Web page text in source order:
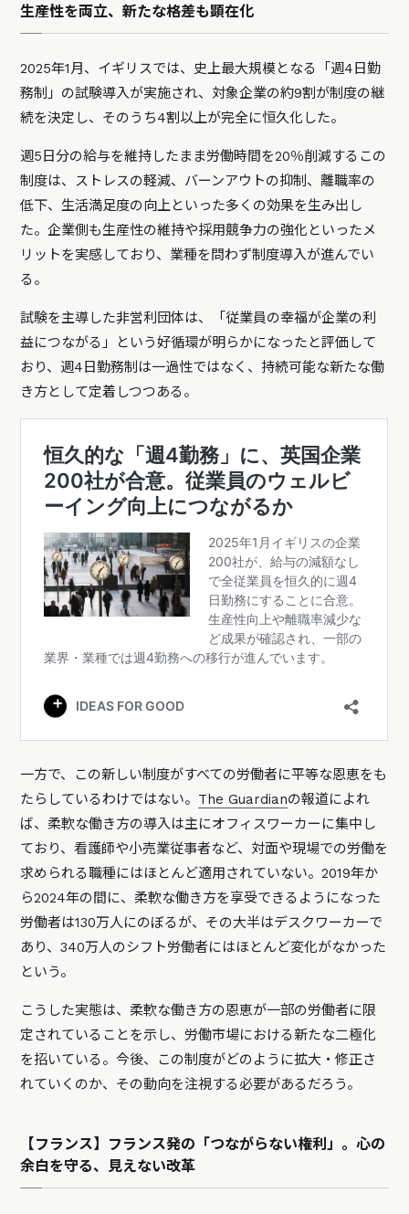
生産性を両立、新たな格差も顕在化
2025年1月、イギリスでは、史上最大規模となる「週4日勤
務制」の試験導入が実施され、対象企業の約9割が制度の継
続を決定し、そのうち4割以上が完全に恒久化した。
週5日分の給与を維持したまま労働時間を20％削減するこの
制度は、ストレスの軽減、バーンアウトの抑制、離職率の
低下、生活満足度の向上といった多くの効果を生み出し
た。企業側も生産性の維持や採用競争力の強化といったメ
リットを実感しており、業種を問わず制度導入が進んでい
る。
試験を主導した非営利団体は、「従業員の幸福が企業の利
益につながる」という好循環が明らかになったと評価して
おり、週4日勤務制は一過性ではなく、持続可能な新たな働
き方として定着しつつある。
一方で、この新しい制度がすべての労働者に平等な恩恵をも
たらしているわけではない。 The Guardianの報道によれ
ば、柔軟な働き方の導入は主にオフィスワーカーに集中し
ており、看護師や小売業従事者など、対面や現場での労働を
求められる職種にはほとんど適用されていない。2019年か
ら2024年の間に、柔軟な働き方を享受できるようになった
労働者は130万人にのぼるが、その大半はデスクワーカーで
あり、340万人のシフト労働者にはほとんど変化がなかった
という。
こうした実態は、柔軟な働き方の恩恵が一部の労働者に限
定されていることを示し、労働市場における新たな二極化
を招いている。今後、この制度がどのように拡大・修正さ
れていくのか、その動向を注視する必要があるだろう。
【フランス】フランス発の「つながらない権利」。心の
余白を守る、見えない改革